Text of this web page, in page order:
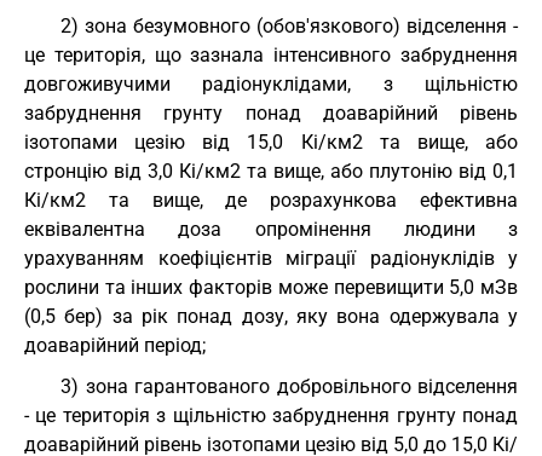
2) зона безумовного (обов'язкового) відселення -
це територія, що зазнала інтенсивного забруднення
довгоживучими радіонуклідами, з щільністю
забруднення грунту понад доаварійний рівень
ізотопами цезію від 15,0 Кі/км2 та вище, або
стронцію від 3,0 Кі/км2 та вище, або плутонію від 0,1
Кі/км2 та вище, де розрахункова ефективна
еквівалентна доза опромінення людини з
урахуванням коефіцієнтів міграції радіонуклідів у
рослини та інших факторів може перевищити 5,0 мЗв
(0,5 бер) за рік понад дозу, яку вона одержувала у
доаварійний період;
3) зона гарантованого добровільного відселення
- це територія з щільністю забруднення грунту понад
доаварійний рівень ізотопами цезію від 5,0 до 15,0 Кі/